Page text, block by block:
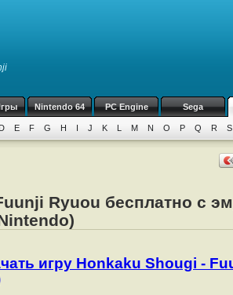
Nintendo 64 PC Engine Sega
E F G H I J K L M N O P Q R S
Ryuou бесплатно с
игру Honkaku Shougi -